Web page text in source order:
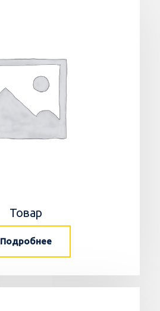
Товар
Подробнее